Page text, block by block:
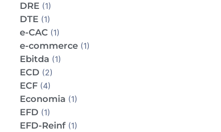
DRE (1)
DTE (1)
e-CAC (1)
e-commerce (1)
Ebitda (1)
ECD (2)
ECF (4)
Economia (1)
EFD (1)
EFD-Reinf (1)